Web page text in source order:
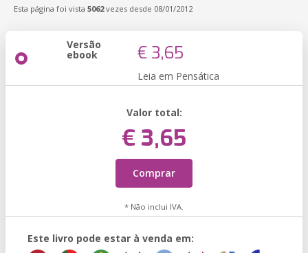
Esta página foi vista 5062vezes desde 08/01/2012
Versão
ebook € 3,65
Leia em Pensática
Valor total:
€ 3,65
Comprar
* Não inclui IVA.
Este livro pode estar à venda em: